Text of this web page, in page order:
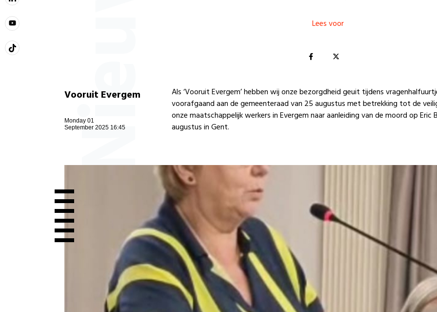
Lees voor
Vooruit Evergem
Monday 01
September 2025 16:45
Als ‘Vooruit Evergem’ hebben wij onze bezorgdheid geuit tijdens
voorafgaand aan de gemeenteraad van 25 augustus met betrekking tot de
onze maatschappelijk werkers in Evergem naar aanleiding van de moord op Eric
augustus in Gent.